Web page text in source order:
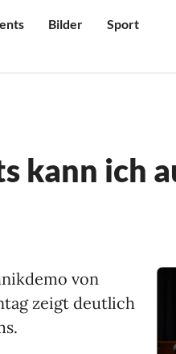
Bilder Sport
kann ich
von
zeigt deutlich